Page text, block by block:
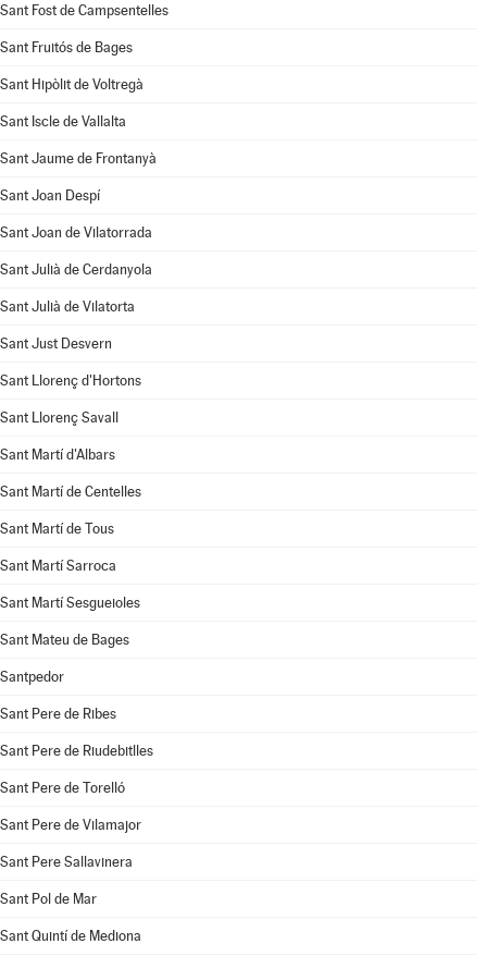
Sant Fost de Campsentelles
Sant Fruitós de Bages
Sant Hipòlit de Voltregà
Sant Iscle de Vallalta
Sant Jaume de Frontanyà
Sant Joan Despí
Sant Joan de Vilatorrada
Sant Julià de Cerdanyola
Sant Julià de Vilatorta
Sant Just Desvern
Sant Llorenç d'Hortons
Sant Llorenç Savall
Sant Martí d'Albars
Sant Martí de Centelles
Sant Martí de Tous
Sant Martí Sarroca
Sant Martí Sesgueioles
Sant Mateu de Bages
Santpedor
Sant Pere de Ribes
Sant Pere de Riudebitlles
Sant Pere de Torelló
Sant Pere de Vilamajor
Sant Pere Sallavinera
Sant Pol de Mar
Sant Quintí de Mediona